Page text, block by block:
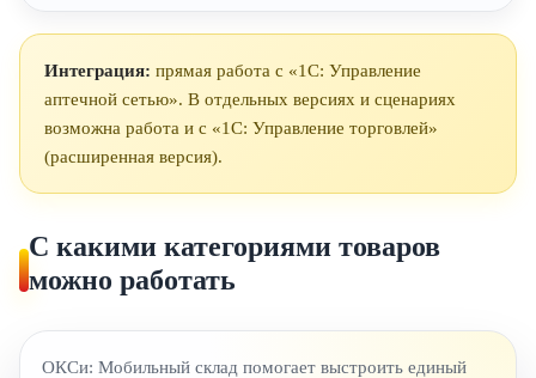
Интеграция: прямая работа с «1С: Управление
аптечной сетью». В отдельных версиях и сценариях
возможна работа и с «1С: Управление торговлей»
(расширенная версия).
С какими категориями товаров
можно работать
ОКСи: Мобильный склад помогает выстроить единый